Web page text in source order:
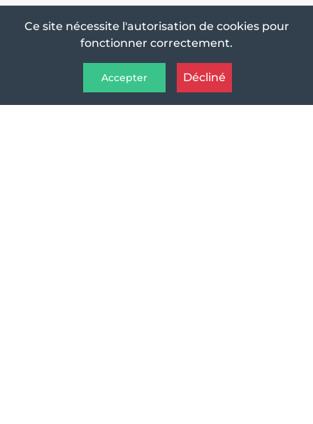
Ce site nécessite l'autorisation de cookies pour
fonctionner correctement.
Accepter Décliné